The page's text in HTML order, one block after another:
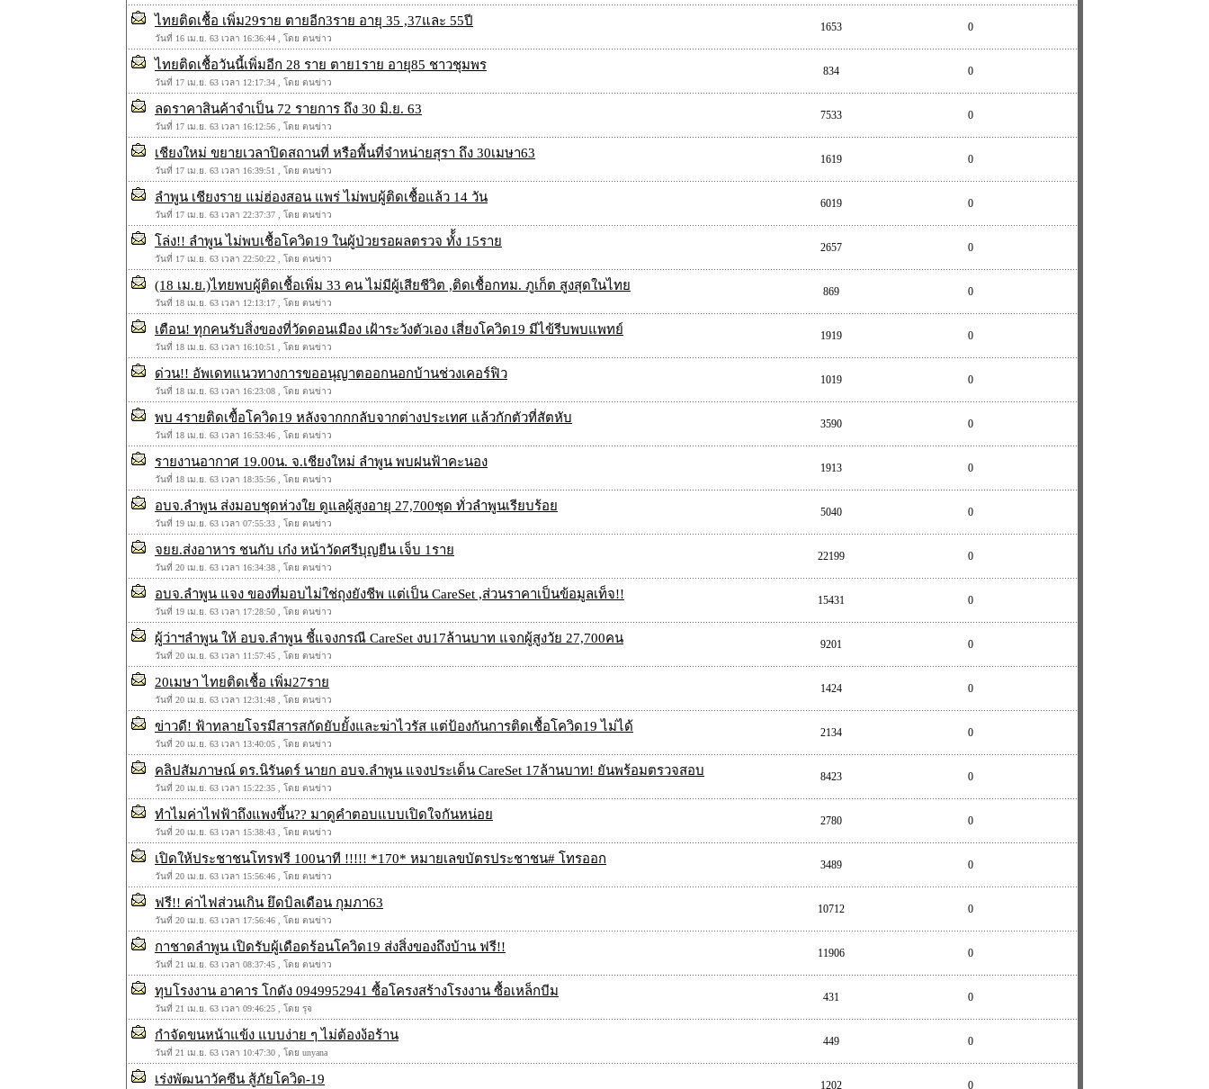
ไทยติดเชื้อ เพิ่ม29ราย ตายอีก3ราย อายุ 35 ,37และ 55ปี
วันที่ 16 เม.ย. 63 เวลา 16:36:44 , โดย ตนข่าว
1653 0
ไทยติดเชื้อวันนี้เพิ่มอีก 28 ราย ตาย1ราย อายุ85 ชาวชุมพร
วันที่ 17 เม.ย. 63 เวลา 12:17:34 , โดย ตนข่าว
834 0
ลดราคาสินค้าจำเป็น 72 รายการ ถึง 30 มิ.ย. 63
วันที่ 17 เม.ย. 63 เวลา 16:12:56 , โดย ตนข่าว
7533 0
เชียงใหม่ ขยายเวลาปิดสถานที่ หรือพื้นที่จำหน่ายสุรา ถึง 30เมษา63
วันที่ 17 เม.ย. 63 เวลา 16:39:51 , โดย ตนข่าว
1619 0
ลำพูน เชียงราย แม่ฮ่องสอน แพร่ ไม่พบผู้ติดเชื้อแล้ว 14 วัน
วันที่ 17 เม.ย. 63 เวลา 22:37:37 , โดย ตนข่าว
6019 0
โล่ง!! ลำพูน ไม่พบเชื้อโควิด19 ในผู้ป่วยรอผลตรวจ ทั้้ง 15ราย
วันที่ 17 เม.ย. 63 เวลา 22:50:22 , โดย ตนข่าว
2657 0
(18 เม.ย.)ไทยพบผู้ติดเชื้อเพิ่ม 33 คน ไม่มีผู้เสียชีวิต ,ติดเชื้อกทม. ภูเก็ต สูงสุดในไทย
วันที่ 18 เม.ย. 63 เวลา 12:13:17 , โดย ตนข่าว
869 0
เตือน! ทุกคนรับสิ่งของที่วัดดอนเมือง เฝ้าระวังตัวเอง เสี่ยงโควิด19 มีไข้รีบพบแพทย์
วันที่ 18 เม.ย. 63 เวลา 16:10:51 , โดย ตนข่าว
1919 0
ด่วน!! อัพเดทแนวทางการขออนุญาตออกนอกบ้านช่วงเคอร์ฟิว
วันที่ 18 เม.ย. 63 เวลา 16:23:08 , โดย ตนข่าว
1019 0
พบ 4รายติดเขื้อโควิด19 หลังจากกกลับจากต่างประเทศ แล้วกักตัวที่สัตหับ
วันที่ 18 เม.ย. 63 เวลา 16:53:46 , โดย ตนข่าว
3590 0
รายงานอากาศ 19.00น. จ.เชียงใหม่ ลำพูน พบฝนฟ้าคะนอง
วันที่ 18 เม.ย. 63 เวลา 18:35:56 , โดย ตนข่าว
1913 0
อบจ.ลำพูน ส่งมอบชุดห่วงใย ดูแลผู้สูงอายุ 27,700ชุด ทั่วลำพูนเรียบร้อย
วันที่ 19 เม.ย. 63 เวลา 07:55:33 , โดย ตนข่าว
5040 0
จยย.ส่งอาหาร ชนกับ เก๋ง หน้าวัดศรีบุญยืน เจ็บ 1ราย
วันที่ 20 เม.ย. 63 เวลา 16:34:38 , โดย ตนข่าว
22199 0
อบจ.ลำพูน แจง ของที่มอบไม่ใช่ถุงยังชีพ แต่เป็น CareSet ,ส่วนราคาเป็นข้อมูลเท็จ!!
วันที่ 19 เม.ย. 63 เวลา 17:28:50 , โดย ตนข่าว
15431 0
ผู้ว่าฯลำพูน ให้ อบจ.ลำพูน ชี้แจงกรณี CareSet งบ17ล้านบาท แจกผู้สูงวัย 27,700คน
วันที่ 20 เม.ย. 63 เวลา 11:57:45 , โดย ตนข่าว
9201 0
20เมษา ไทยติดเชื้อ เพิ่ม27ราย
วันที่ 20 เม.ย. 63 เวลา 12:31:48 , โดย ตนข่าว
1424 0
ข่าวดี! ฟ้าทลายโจรมีสารสกัดยับยั้งและฆ่าไวรัส แต่ป้องกันการติดเชื้อโควิด19 ไม่ได้
วันที่ 20 เม.ย. 63 เวลา 13:40:05 , โดย ตนข่าว
2134 0
คลิปสัมภาษณ์ ดร.นิรันดร์ นายก อบจ.ลำพูน แจงประเด็น CareSet 17ล้านบาท! ยันพร้อมตรวจสอบ
วันที่ 20 เม.ย. 63 เวลา 15:22:35 , โดย ตนข่าว
8423 0
ทำไมค่าไฟฟ้าถึงแพงขึ้น?? มาดูคำตอบแบบเปิดใจกันหน่อย
วันที่ 20 เม.ย. 63 เวลา 15:38:43 , โดย ตนข่าว
2780 0
เปิดให้ประชาชนโทรฟรี 100นาที !!!!! *170* หมายเลขบัตรประชาชน# โทรออก
วันที่ 20 เม.ย. 63 เวลา 15:56:46 , โดย ตนข่าว
3489 0
ฟรี!! ค่าไฟส่วนเกิน ยึดบิลเดือน กุมภา63
วันที่ 20 เม.ย. 63 เวลา 17:56:46 , โดย ตนข่าว
10712 0
กาชาดลำพูน เปิดรับผู้เดือดร้อนโควิด19 ส่งสิ่งของถึงบ้าน ฟรี!!
วันที่ 21 เม.ย. 63 เวลา 08:37:45 , โดย ตนข่าว
11906 0
ทุบโรงงาน อาคาร โกดัง 0949952941 ซื้อโครงสร้างโรงงาน ซื้อเหล็กบีม
วันที่ 21 เม.ย. 63 เวลา 09:46:25 , โดย รุจ
431 0
กําจัดขนหน้าแข้ง แบบง่าย ๆ ไม่ต้องง้อร้าน
วันที่ 21 เม.ย. 63 เวลา 10:47:30 , โดย unyana
449 0
เร่งพัฒนาวัคซีน สู้ภัยโควิด-19 1202 0